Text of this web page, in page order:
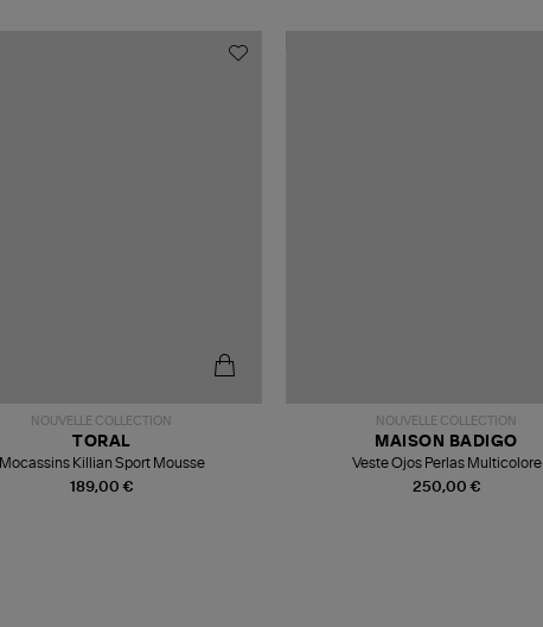
NOUVELLE COLLECTION
189,00 €
TORAL
Mocassins Killian Sport Mousse
NOUVELLE COLLECTION
250,00 €
MAISON BADIGO
Veste Ojos Perlas Multicolore